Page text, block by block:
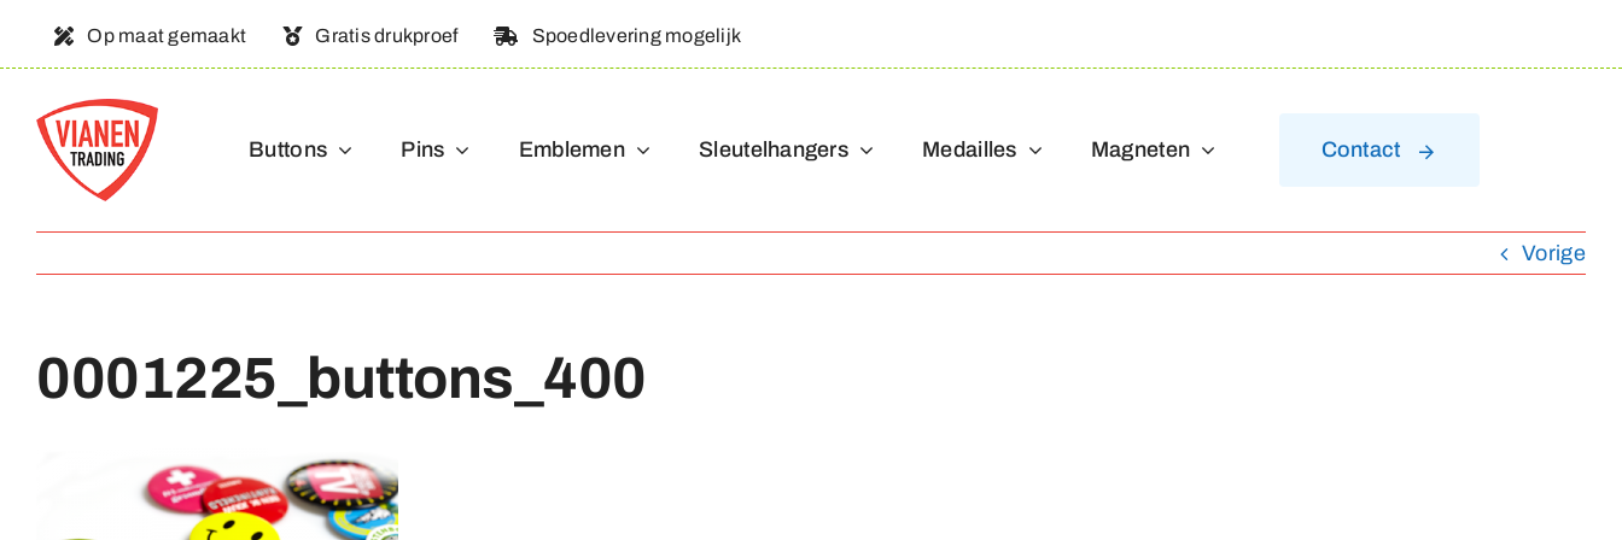
Op maat gemaakt Gratis drukproef Spoedlevering mogelijk
Buttons Pins Emblemen Sleutelhangers Medailles Magneten Contact
Vorige
0001225_buttons_400